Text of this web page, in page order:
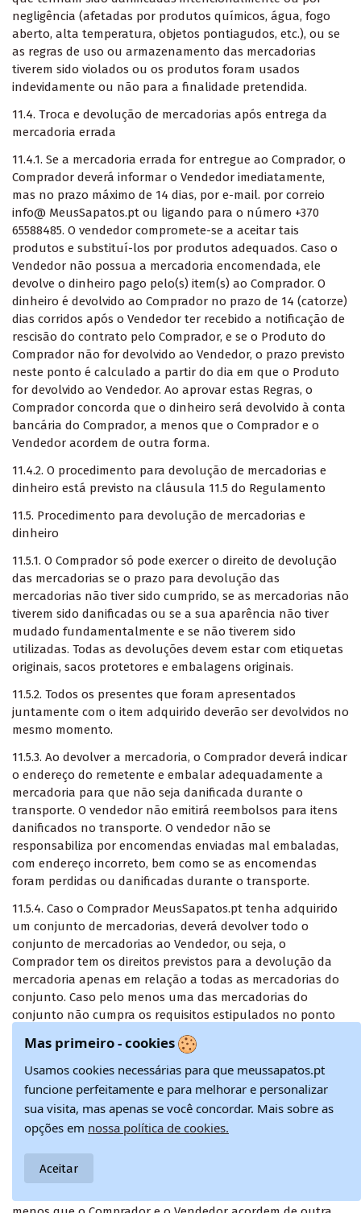
negligência (afetadas por produtos químicos, água, fogo
aberto, alta temperatura, objetos pontiagudos, etc.), ou se
as regras de uso ou armazenamento das mercadorias
tiverem sido violados ou os produtos foram usados
indevidamente ou não para a finalidade pretendida.
11.4. Troca e devolução de mercadorias após entrega da
mercadoria errada
11.4.1. Se a mercadoria errada for entregue ao Comprador, o
Comprador deverá informar o Vendedor imediatamente,
mas no prazo máximo de 14 dias, por e-mail. por correio
info@ MeusSapatos.pt ou ligando para o número +370
65588485. O vendedor compromete-se a aceitar tais
produtos e substituí-los por produtos adequados. Caso o
Vendedor não possua a mercadoria encomendada, ele
devolve o dinheiro pago pelo(s) item(s) ao Comprador. O
dinheiro é devolvido ao Comprador no prazo de 14 (catorze)
dias corridos após o Vendedor ter recebido a notificação de
rescisão do contrato pelo Comprador, e se o Produto do
Comprador não for devolvido ao Vendedor, o prazo previsto
neste ponto é calculado a partir do dia em que o Produto
for devolvido ao Vendedor. Ao aprovar estas Regras, o
Comprador concorda que o dinheiro será devolvido à conta
bancária do Comprador, a menos que o Comprador e o
Vendedor acordem de outra forma.
11.4.2. O procedimento para devolução de mercadorias e
dinheiro está previsto na cláusula 11.5 do Regulamento
11.5. Procedimento para devolução de mercadorias e
dinheiro
11.5.1. O Comprador só pode exercer o direito de devolução
das mercadorias se o prazo para devolução das
mercadorias não tiver sido cumprido, se as mercadorias não
tiverem sido danificadas ou se a sua aparência não tiver
mudado fundamentalmente e se não tiverem sido
utilizadas. Todas as devoluções devem estar com etiquetas
originais, sacos protetores e embalagens originais.
11.5.2. Todos os presentes que foram apresentados
juntamente com o item adquirido deverão ser devolvidos no
mesmo momento.
11.5.3. Ao devolver a mercadoria, o Comprador deverá indicar
o endereço do remetente e embalar adequadamente a
mercadoria para que não seja danificada durante o
transporte. O vendedor não emitirá reembolsos para itens
danificados no transporte. O vendedor não se
responsabiliza por encomendas enviadas mal embaladas,
com endereço incorreto, bem como se as encomendas
foram perdidas ou danificadas durante o transporte.
11.5.4. Caso o Comprador MeusSapatos.pt tenha adquirido
um conjunto de mercadorias, deverá devolver todo o
conjunto de mercadorias ao Vendedor, ou seja, o
Comprador tem os direitos previstos para a devolução da
mercadoria apenas em relação a todas as mercadorias do
conjunto. Caso pelo menos uma das mercadorias do
conjunto não cumpra os requisitos estipulados no ponto
11.5.2 das Regras, o Vendedor tem o direito de recusar a
aceitação da totalidade do conjunto de mercadorias
devolvido.
11.5.5. Após utilizar os direitos previstos nas cláusulas 11.1-
11.5 do Regulamento, o comprador deverá cumprir os
requisitos para a devolução da mercadoria previstos no
11.5.6. Ao aprovar estas Regras, o Comprador concorda que
Mas primeiro - cookies
Usamos cookies necessárias para que meussapatos.pt
funcione perfeitamente e para melhorar e personalizar
sua visita, mas apenas se você concordar. Mais sobre as
opções em nossa política de cookies.
Aceitar